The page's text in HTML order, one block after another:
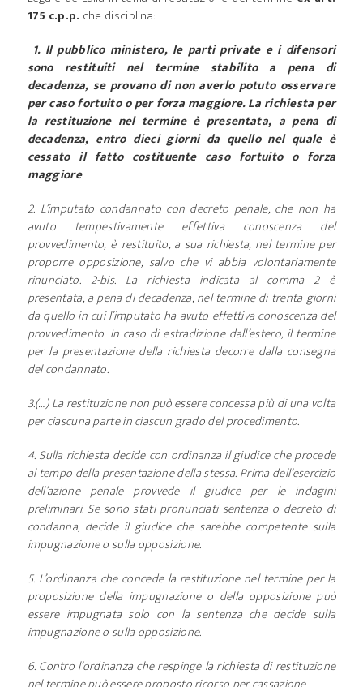
175 c.p.p. che disciplina:
1. Il pubblico ministero, le parti private e i difensori
sono restituiti nel termine stabilito a pena di
decadenza, se provano di non averlo potuto osservare
per caso fortuito o per forza maggiore. La richiesta per
la restituzione nel termine è presentata, a pena di
decadenza, entro dieci giorni da quello nel quale è
cessato il fatto costituente caso fortuito o forza
maggiore
2. L’imputato condannato con decreto penale, che non ha
avuto tempestivamente effettiva conoscenza del
provvedimento, è restituito, a sua richiesta, nel termine per
proporre opposizione, salvo che vi abbia volontariamente
rinunciato. 2-bis. La richiesta indicata al comma 2 è
presentata, a pena di decadenza, nel termine di trenta giorni
da quello in cui l’imputato ha avuto effettiva conoscenza del
provvedimento. In caso di estradizione dall’estero, il termine
per la presentazione della richiesta decorre dalla consegna
del condannato.
3.(…) La restituzione non può essere concessa più di una volta
per ciascuna parte in ciascun grado del procedimento.
4. Sulla richiesta decide con ordinanza il giudice che procede
al tempo della presentazione della stessa. Prima dell’esercizio
dell’azione penale provvede il giudice per le indagini
preliminari. Se sono stati pronunciati sentenza o decreto di
condanna, decide il giudice che sarebbe competente sulla
impugnazione o sulla opposizione.
5. L’ordinanza che concede la restituzione nel termine per la
proposizione della impugnazione o della opposizione può
essere impugnata solo con la sentenza che decide sulla
impugnazione o sulla opposizione.
6. Contro l’ordinanza che respinge la richiesta di restituzione